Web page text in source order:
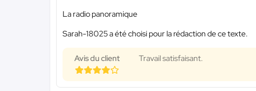
La radio panoramique
Sarah-18025 a été choisi pour la rédaction de ce texte.
Avis du client Travail satisfaisant.